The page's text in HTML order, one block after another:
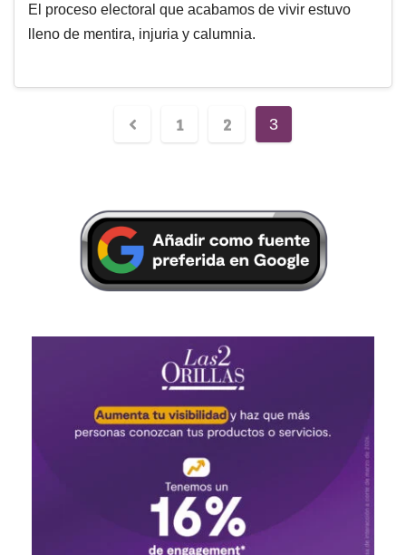
El proceso electoral que acabamos de vivir estuvo
lleno de mentira, injuria y calumnia.
1 2 3